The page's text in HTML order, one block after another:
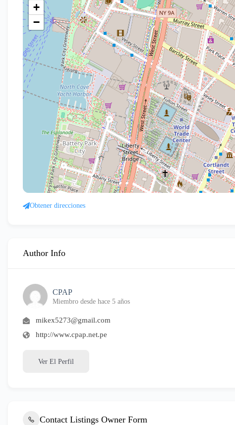
+
−
Obtener direcciones
Author Info
CPAP
Miembro desde hace 5 años
mikex5273@gmail.com
http://www.cpap.net.pe
Ver El Perfil
Contact Listings Owner Form